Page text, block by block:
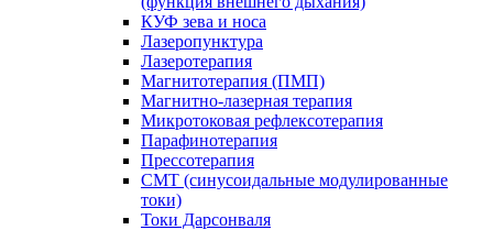
КУФ зева и носа
Лазеропунктура
Лазеротерапия
Магнитотерапия (ПМП)
Магнитно-лазерная терапия
Микротоковая рефлексотерапия
Парафинотерапия
Прессотерапия
СМТ (синусоидальные модулированные
токи)
Токи Дарсонваля